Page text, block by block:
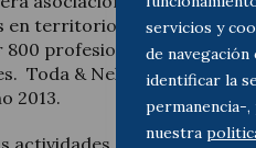
servicios y
de
identificar la
permanencia-,
nuestra
en territorio francés, 14
profesionales del sector
Toda & Nel-lo Abogados
2013.